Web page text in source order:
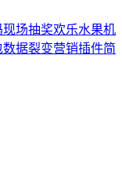
现场抽奖欢乐水果机
数据裂变营销插件简